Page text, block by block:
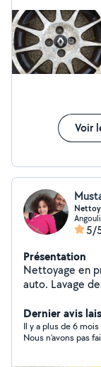
Voir
5/
Présentation
Nettoyage en
auto. Lavage
Dernier avis
Il y a plus de 6 mois
Nous n’avons pas